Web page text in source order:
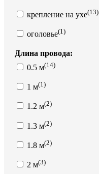
крепление на ухе(13)
оголовье(1)
Длина провода:
0.5 м(14)
1 м(1)
1.2 м(2)
1.3 м(2)
1.8 м(2)
2 м(3)